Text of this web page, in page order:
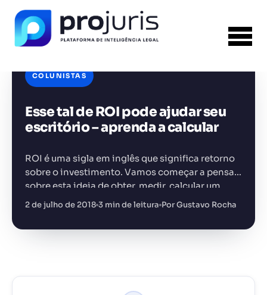
COLUNISTAS
Esse tal de ROI pode ajudar seu
escritório – aprenda a calcular
ROI é uma sigla em inglês que significa retorno
sobre o investimento. Vamos começar a pensar
sobre esta ideia de obter, medir, calcular um
retorno sobre o que você investiu. O mais
óbvio…
2 de julho de 2018 3 min de leitura Por Gustavo Rocha
FERRAMENTA RECOMENDADA PARA ESTE
CONTEÚDO
Análise de Riscos Contratuais
+14.000 juristas